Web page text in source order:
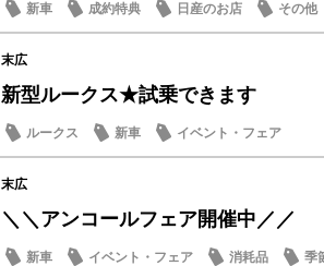
新車 成約特典 日産のお店 その他
末広
新型ルークス★試乗できます
ルークス 新車 イベント・フェア
末広
＼＼アンコールフェア開催中／／
新車 イベント・フェア 消耗品 季